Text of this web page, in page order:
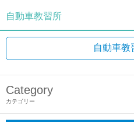
自動車教習所
自動車教
Category
カテゴリー